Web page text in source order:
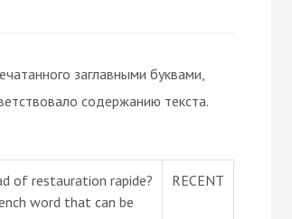
заглавными буквами,
содержанию текста.
of restauration rapide?
word that can be
RECENT